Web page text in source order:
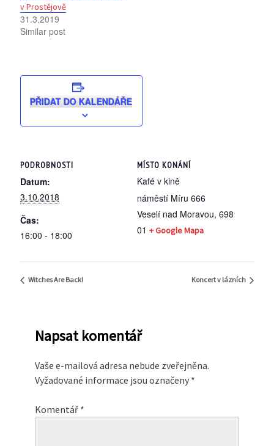
v Prostějově
31.3.2019
Similar post
PŘIDAT DO KALENDÁŘE
PODROBNOSTI
Datum:
3.10.2018
Čas:
16:00 - 18:00
MÍSTO KONÁNÍ
Kafé v kině
náměstí Míru 666
Veselí nad Moravou, 698
01 + Google Mapa
Witches Are Back! Koncert v lázních
Napsat komentář
Vaše e-mailová adresa nebude zveřejněna.
Vyžadované informace jsou označeny *
Komentář *